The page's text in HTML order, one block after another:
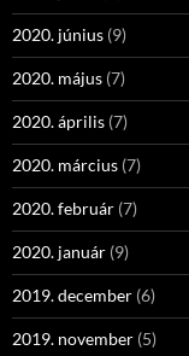
2020. június (9)
2020. május (7)
2020. április (7)
2020. március (7)
2020. február (7)
2020. január (9)
2019. december (6)
2019. november (5)